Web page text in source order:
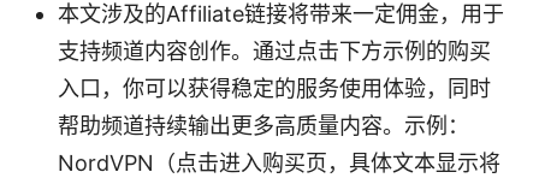
本文涉及的Affiliate链接将带来一定佣金，用于
支持频道内容创作。通过点击下方示例的购买
入口，你可以获得稳定的服务使用体验，同时
帮助频道持续输出更多高质量内容。示例：
NordVPN（点击进入购买页，具体文本显示将